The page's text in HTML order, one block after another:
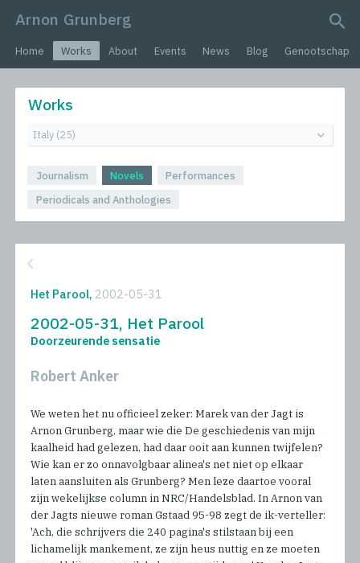
Arnon Grunberg
Home Works About Events News Blog Genootschap
Works
Journalism Novels
Performances
Periodicals and Anthologies
Het Parool, 2002-05-31
2002-05-31, Het Parool
Doorzeurende sensatie
Robert Anker
We weten het nu officieel zeker: Marek van der Jagt is
Arnon Grunberg, maar wie die De geschiedenis van mijn
kaalheid had gelezen, had daar ooit aan kunnen twijfelen?
Wie kan er zo onnavolgbaar alinea's net niet op elkaar
laten aansluiten als Grunberg? Men leze daartoe vooral
zijn wekelijkse column in NRC/Handelsblad. In Arnon van
der Jagts nieuwe roman Gstaad 95-98 zegt de ik-verteller:
'Ach, die schrijvers die 240 pagina's stilstaan bij een
lichamelijk mankement, ze zijn heus nuttig en ze moeten